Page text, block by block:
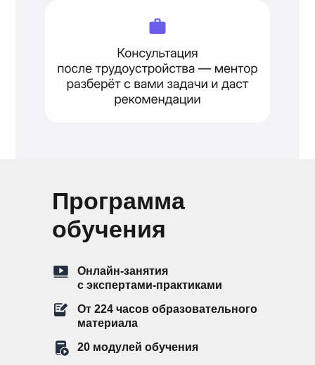
Программа
обучения
Онлайн-занятия
с экспертами-практиками
От 224 часов образовательного
материала
20 модулей обучения